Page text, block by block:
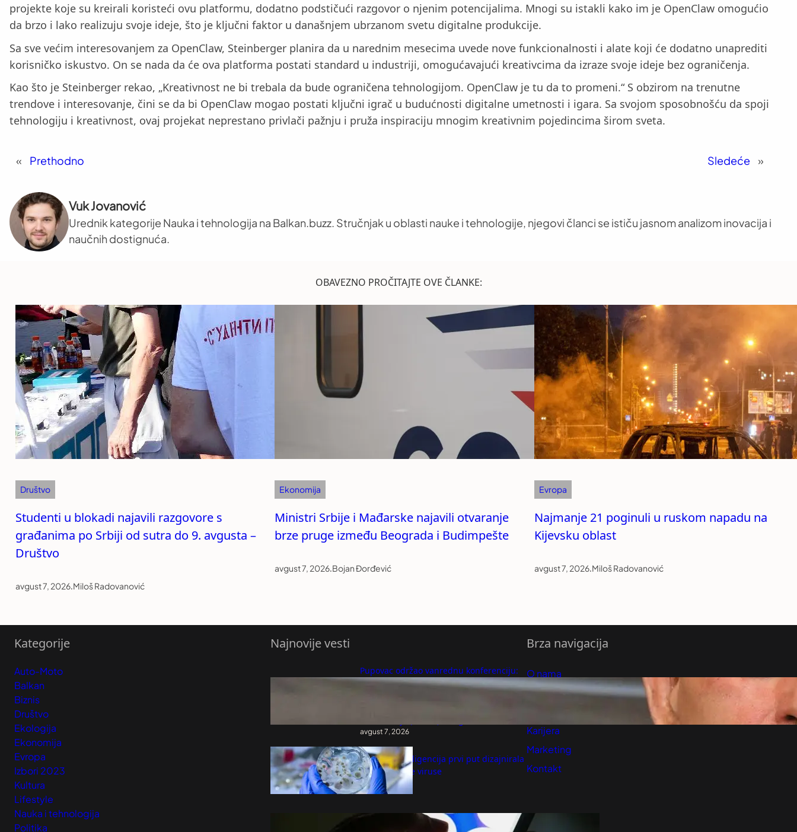
projekte koje su kreirali koristeći ovu platformu, dodatno podstičući razgovor o njenim potencijalima. Mnogi su istakli kako im je OpenClaw omogućio
da brzo i lako realizuju svoje ideje, što je ključni faktor u današnjem ubrzanom svetu digitalne produkcije.
Sa sve većim interesovanjem za OpenClaw, Steinberger planira da u narednim mesecima uvede nove funkcionalnosti i alate koji će dodatno unaprediti
korisničko iskustvo. On se nada da će ova platforma postati standard u industriji, omogućavajući kreativcima da izraze svoje ideje bez ograničenja.
Kao što je Steinberger rekao, „Kreativnost ne bi trebala da bude ograničena tehnologijom. OpenClaw je tu da to promeni.“ S obzirom na trenutne
trendove i interesovanje, čini se da bi OpenClaw mogao postati ključni igrač u budućnosti digitalne umetnosti i igara. Sa svojom sposobnošću da spoji
tehnologiju i kreativnost, ovaj projekat neprestano privlači pažnju i pruža inspiraciju mnogim kreativnim pojedincima širom sveta.
« Prethodno Sledeće »
Vuk Jovanović
Urednik kategorije Nauka i tehnologija na Balkan.buzz. Stručnjak u oblasti nauke i tehnologije, njegovi članci se ističu jasnom analizom inovacija i
naučnih dostignuća.
OBAVEZNO PROČITAJTE OVE ČLANKE:
Društvo
Studenti u blokadi najavili razgovore s
građanima po Srbiji od sutra do 9. avgusta –
Društvo
avgust 7, 2026.Miloš Radovanović
Ekonomija
Ministri Srbije i Mađarske najavili otvaranje
brze pruge između Beograda i Budimpešte
avgust 7, 2026.Bojan Đorđević
Evropa
Najmanje 21 poginuli u ruskom napadu na
Kijevsku oblast
avgust 7, 2026.Miloš Radovanović
Kategorije
Auto-Moto
Balkan
Biznis
Društvo
Ekologija
Ekonomija
Evropa
Izbori 2023
Kultura
Lifestyle
Nauka i tehnologija
Politika
Najnovije vesti
Pupovac održao vanrednu konferenciju:
Hoće li država reagovati na veličanje
avgust 7, 2026
Veštačka inteligencija prvi put dizajnirala
potpuno nove viruse
avgust 7, 2026
Brza navigacija
O nama
Predloži Vest
Karijera
Marketing
Kontakt